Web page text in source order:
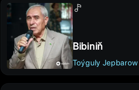
Bibiniň
Toýguly Jepbarow